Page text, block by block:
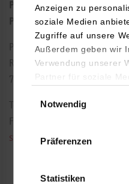
Anzeigen zu
soziale Medien
Zugriffe auf unsere
Außerdem geben wir
Verwendung unserer
Partner für soziale
YouTube, Google
Daten zusammen,
haben oder die sie
Notwendig
Präferenzen
Statistiken
Professor für Allgemeine
Personalmanagement
Paulinenstraße 50
Raum: 613
70178
0711/1849-639
Fax: 0711/1849-739
stefan.huf@dhbw-